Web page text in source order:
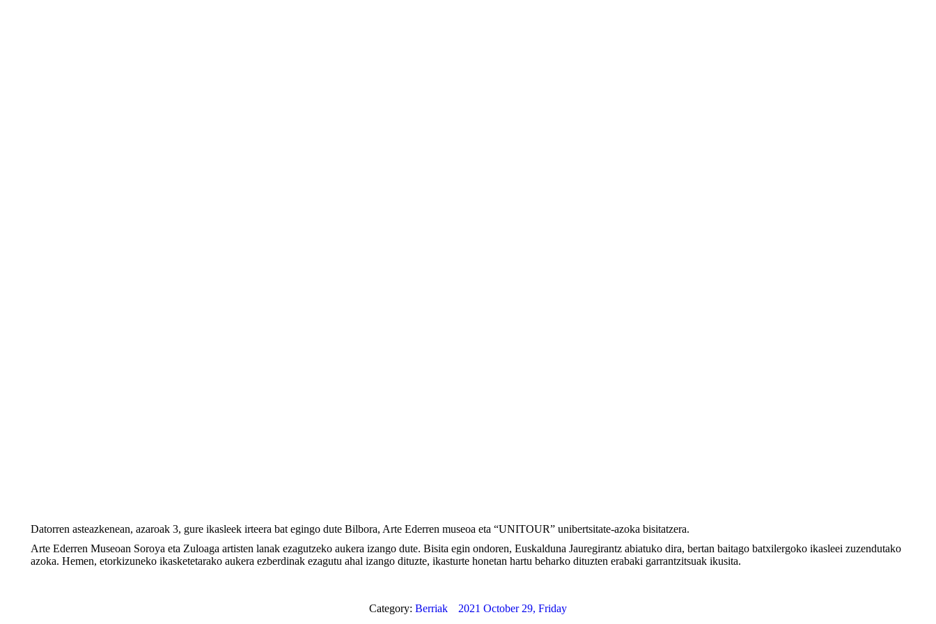
Datorren asteazkenean, azaroak 3, gure ikasleek irteera bat egingo dute Bilbora, Arte Ederren museoa eta “UNITOUR” unibertsitate-azoka bisitatzera.
Arte Ederren Museoan Soroya eta Zuloaga artisten lanak ezagutzeko aukera izango dute. Bisita egin ondoren, Euskalduna Jauregirantz abiatuko dira, bertan baitago batxilergoko ikasleei zuzendutako
azoka. Hemen, etorkizuneko ikasketetarako aukera ezberdinak ezagutu ahal izango dituzte, ikasturte honetan hartu beharko dituzten erabaki garrantzitsuak ikusita.
Category: Berriak 2021 October 29, Friday